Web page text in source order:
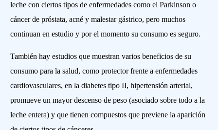
leche con ciertos tipos de enfermedades como el Parkinson o
cáncer de próstata, acné y malestar gástrico, pero muchos
continuan en estudio y por el momento su consumo es seguro.
También hay estudios que muestran varios beneficios de su
consumo para la salud, como protector frente a enfermedades
cardiovasculares, en la diabetes tipo II, hipertensión arterial,
promueve un mayor descenso de peso (asociado sobre todo a la
leche entera) y que tienen compuestos que previene la aparición